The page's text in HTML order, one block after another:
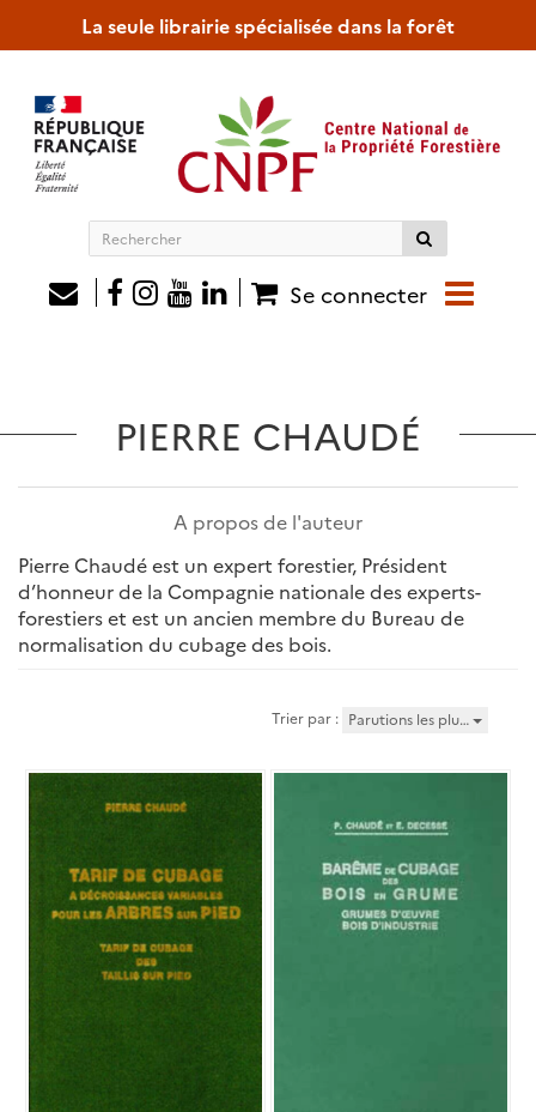
La seule librairie spécialisée dans la forêt
Rechercher
siteSe connecter
PIERRE CHAUDÉ
A propos de l'auteur
Pierre Chaudé est un expert forestier, Président
d’honneur de la Compagnie nationale des experts-
forestiers et est un ancien membre du Bureau de
normalisation du cubage des bois.
Trier par : Parutions les plu…